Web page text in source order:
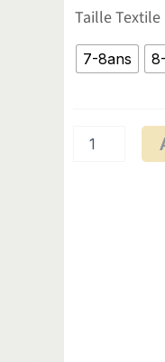
Taille Textile
7-8ans
quantité
de
T-
shirt